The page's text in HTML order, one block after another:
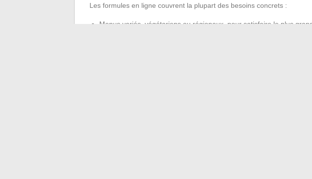
Les formules en ligne couvrent la plupart des besoins concrets :
Menus variés, végétariens ou régionaux, pour satisfaire le plus